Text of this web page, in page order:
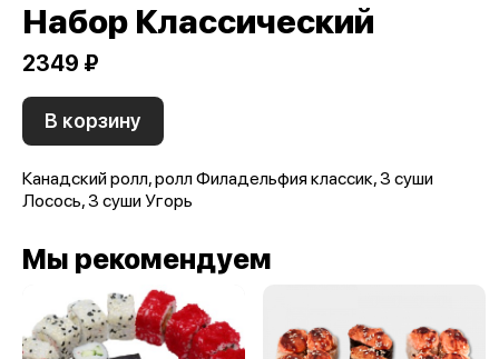
Набор Классический
2349 ₽
В корзину
Канадский ролл, ролл Филадельфия классик, 3 суши
Лосось, 3 суши Угорь
Мы рекомендуем